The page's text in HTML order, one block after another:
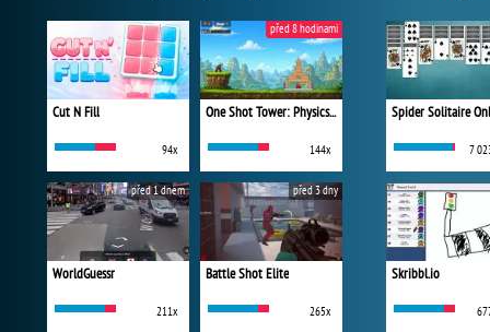
Cut N Fill
94x
One Shot Tower: Physics Destroyer
144x
před 8 hodinami
WorldGuessr
211x
před 1 dnem
Battle Shot Elite
265x
před 3 dny
Spider Solitaire
7
Skribbl.io